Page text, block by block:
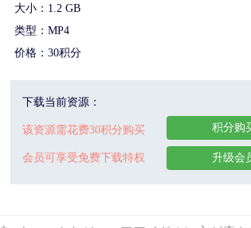
大小：1.2 GB
类型：MP4
价格：30积分
下载当前资源：
该资源需花费30积分购买
会员可享受免费下载特权
积分购
升级会